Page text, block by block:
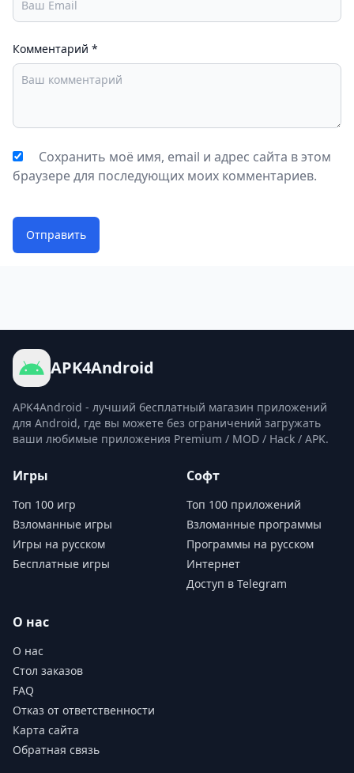
Комментарий *
Сохранить моё имя, email и адрес сайта в этом
браузере для последующих моих комментариев.
Отправить
APK4Android
APK4Android - лучший бесплатный магазин приложений
для Android, где вы можете без ограничений загружать
ваши любимые приложения Premium / MOD / Hack / APK.
Игры
Топ 100 игр
Взломанные игры
Игры на русском
Бесплатные игры
Софт
Топ 100 приложений
Взломанные программы
Программы на русском
Интернет
Доступ в Telegram
О нас
О нас
Стол заказов
FAQ
Отказ от ответственности
Карта сайта
Обратная связь